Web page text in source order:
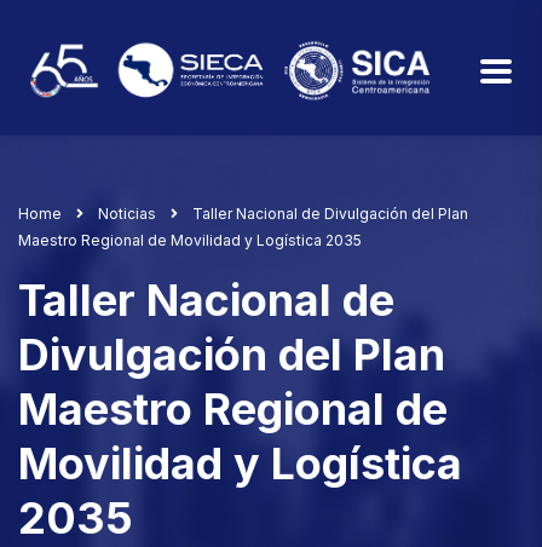
Home Noticias
Taller Nacional de Divulgación del Plan
Maestro Regional de Movilidad y Logística 2035
Taller Nacional de
Divulgación del Plan
Maestro Regional de
Movilidad y Logística
2035